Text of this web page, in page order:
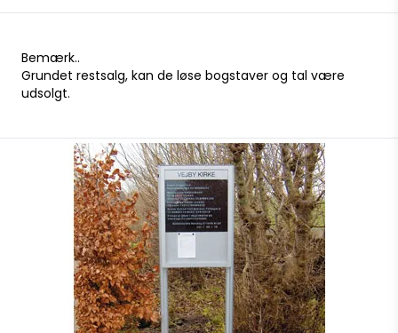
Bemærk..
Grundet restsalg, kan de løse bogstaver og tal være
udsolgt.